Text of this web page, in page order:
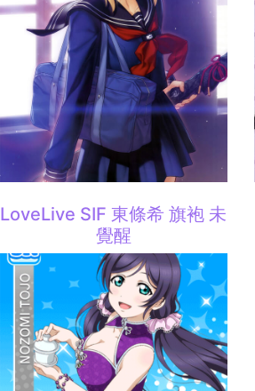
LoveLive SIF 東條希 旗袍 未
覺醒